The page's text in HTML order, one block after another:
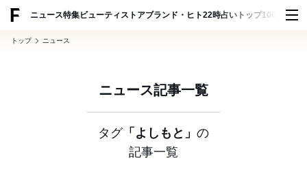
ニュース特集ビューティ ストアブランド・ヒト22時占い トップ100 スナッ
トップ ニュース
ニュース記事一覧
タグ「よしもと」 の
記事一覧